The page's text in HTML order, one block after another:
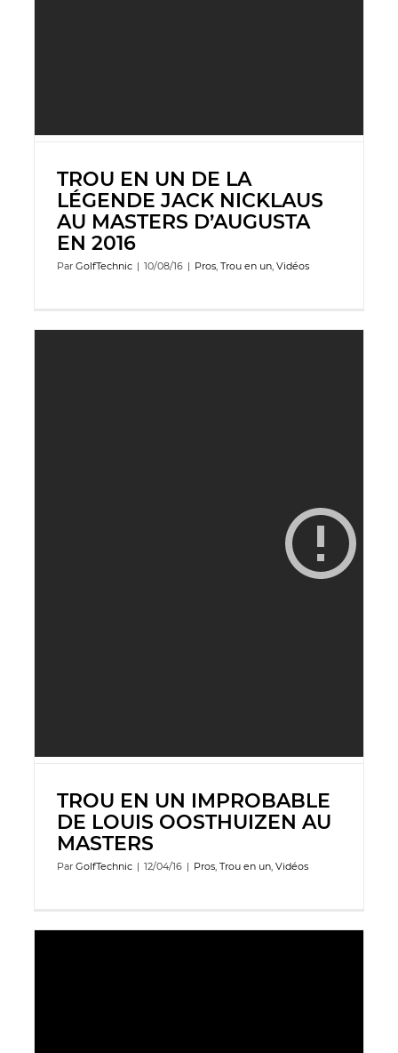
TROU EN UN DE LA
LÉGENDE JACK NICKLAUS
AU MASTERS D’AUGUSTA
EN 2016
Par GolfTechnic | 10/08/16 | Pros, Trou en un, Vidéos
TROU EN UN IMPROBABLE
DE LOUIS OOSTHUIZEN AU
MASTERS
Par GolfTechnic | 12/04/16 | Pros, Trou en un, Vidéos